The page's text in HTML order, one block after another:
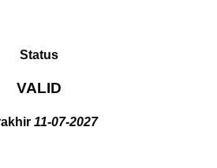
Status
VALID
11-07-2027